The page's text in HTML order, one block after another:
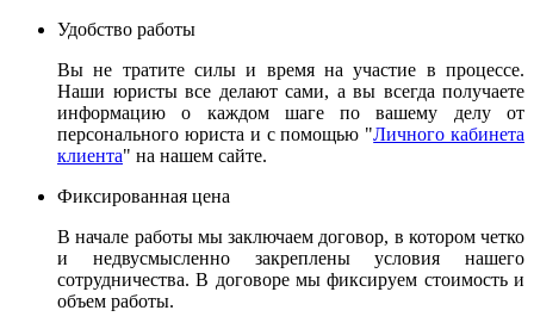
Удобство работы
Вы не тратите силы и время на участие в процессе.
Наши юристы все делают сами, а вы всегда получаете
информацию о каждом шаге по вашему делу от
персонального юриста и с помощью "Личного кабинета
клиента" на нашем сайте.
Фиксированная цена
В начале работы мы заключаем договор, в котором четко
и недвусмысленно закреплены условия нашего
сотрудничества. В договоре мы фиксируем стоимость и
объем работы.